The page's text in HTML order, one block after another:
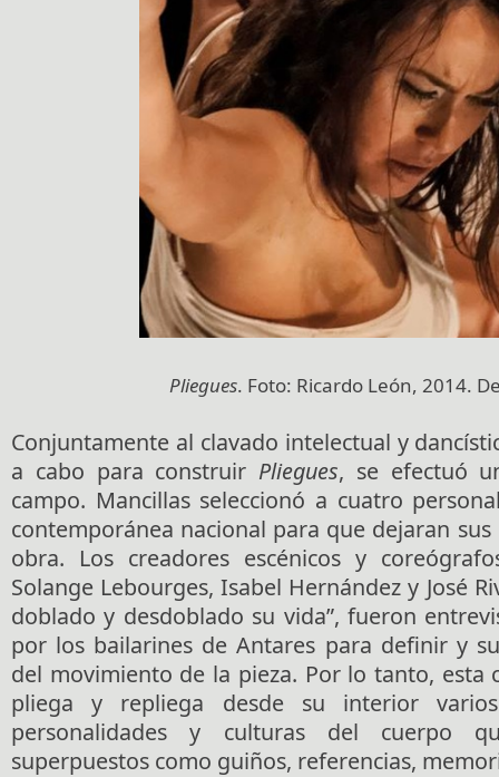
Pliegues. Foto: Ricardo León, 2014.
Conjuntamente al clavado intelectual y
a cabo para construir Pliegues, se efectuó
campo. Mancillas seleccionó a cuatro
contemporánea nacional para que dejaran
obra. Los creadores escénicos y
Solange Lebourges, Isabel Hernández y José
doblado y desdoblado su vida”, fueron
por los bailarines de Antares para definir y
del movimiento de la pieza. Por lo tanto, esta
pliega y repliega desde su interior
personalidades y culturas del cuerpo
superpuestos como guiños, referencias,